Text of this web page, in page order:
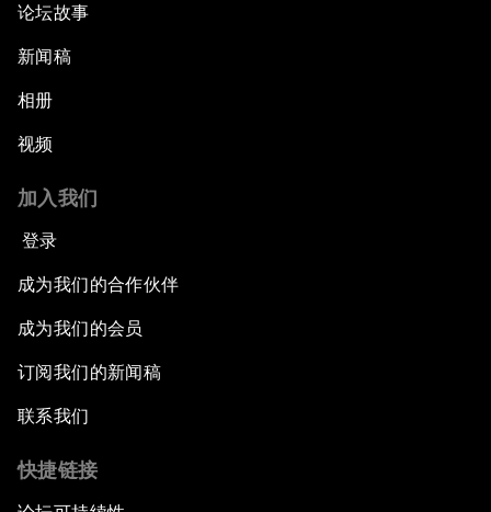
论坛故事
新闻稿
相册
视频
加入我们
登录
成为我们的合作伙伴
成为我们的会员
订阅我们的新闻稿
联系我们
快捷链接